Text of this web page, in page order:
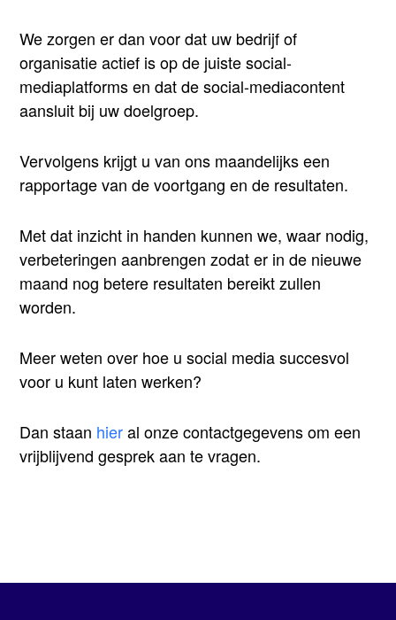
We zorgen er dan voor dat uw bedrijf of
organisatie actief is op de juiste social-
mediaplatforms en dat de social-mediacontent
aansluit bij uw doelgroep.
Vervolgens krijgt u van ons maandelijks een
rapportage van de voortgang en de resultaten.
Met dat inzicht in handen kunnen we, waar nodig,
verbeteringen aanbrengen zodat er in de nieuwe
maand nog betere resultaten bereikt zullen
worden.
Meer weten over hoe u social media succesvol
voor u kunt laten werken?
Dan staan hieral onze contactgegevens om een
vrijblijvend gesprek aan te vragen.